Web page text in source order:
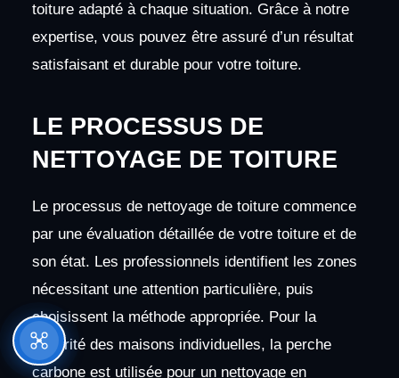
toiture adapté à chaque situation. Grâce à notre
expertise, vous pouvez être assuré d’un résultat
satisfaisant et durable pour votre toiture.
LE PROCESSUS DE
NETTOYAGE DE TOITURE
Le processus de nettoyage de toiture commence
par une évaluation détaillée de votre toiture et de
son état. Les professionnels identifient les zones
nécessitant une attention particulière, puis
choisissent la méthode appropriée. Pour la
majorité des maisons individuelles, la perche
carbone est utilisée pour un nettoyage en